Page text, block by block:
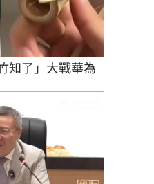
知了」大戰華為